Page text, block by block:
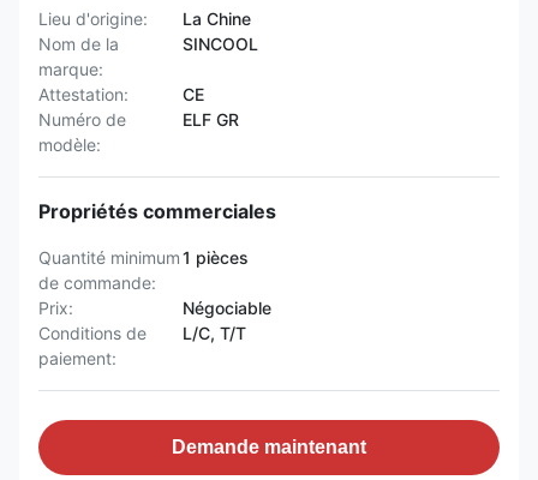
Lieu d'origine:
La Chine
Nom de la
marque:
SINCOOL
Attestation:
CE
Numéro de
modèle:
ELF GR
Propriétés commerciales
Quantité minimum
de commande:
1 pièces
Prix:
Négociable
Conditions de
paiement:
L/C, T/T
Demande maintenant